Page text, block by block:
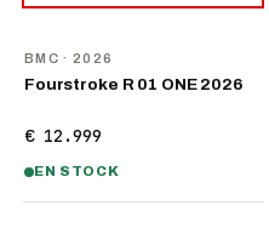
BMC · 2026
Fourstroke R 01 ONE 2026
€ 12.999
EN STOCK